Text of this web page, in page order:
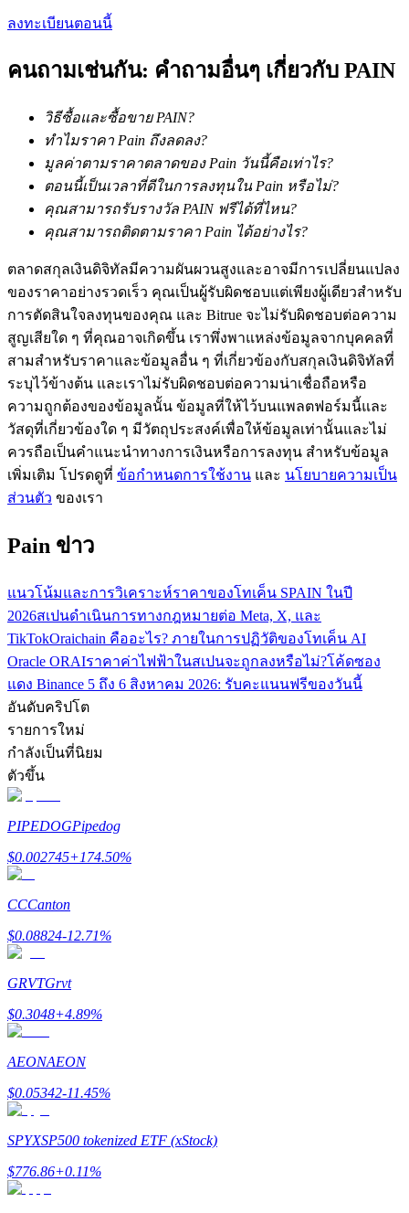
แนะนำ
คู่มือเริ่มต้นฟิวเจอร์ส
กลยุทธ์การซื้อขาย
เรียนรู้วิธีการรักษาผลกำไร
ได้รับ
พาวเวอร์พิกกี้
การปักหลัก
ผลตอบแทนสูงและเข้าถึงได้ทันที
ลงทะเบียนตอนนี้
คนถามเช่นกัน: คำถามอื่นๆ เกี่ยวกับ PAIN
วิธีซื้อและซื้อขาย PAIN?
ทำไมราคา Pain ถึงลดลง?
มูลค่าตามราคาตลาดของ Pain วันนี้คือเท่าไร?
ตอนนี้เป็นเวลาที่ดีในการลงทุนใน Pain หรือไม่?
คุณสามารถรับรางวัล PAIN ฟรีได้ที่ไหน?
คุณสามารถติดตามราคา Pain ได้อย่างไร?
ตลาดสกุลเงินดิจิทัลมีความผันผวนสูงและอาจมีการเปลี่ยนแปลง
ของราคาอย่างรวดเร็ว คุณเป็นผู้รับผิดชอบแต่เพียงผู้เดียวสำหรับ
การตัดสินใจลงทุนของคุณ และ Bitrue จะไม่รับผิดชอบต่อความ
สูญเสียใด ๆ ที่คุณอาจเกิดขึ้น เราพึ่งพาแหล่งข้อมูลจากบุคคลที่
สามสำหรับราคาและข้อมูลอื่น ๆ ที่เกี่ยวข้องกับสกุลเงินดิจิทัลที่
ระบุไว้ข้างต้น และเราไม่รับผิดชอบต่อความน่าเชื่อถือหรือ
ความถูกต้องของข้อมูลนั้น ข้อมูลที่ให้ไว้บนแพลตฟอร์มนี้และ
วัสดุที่เกี่ยวข้องใด ๆ มีวัตถุประสงค์เพื่อให้ข้อมูลเท่านั้นและไม่
ควรถือเป็นคำแนะนำทางการเงินหรือการลงทุน สำหรับข้อมูล
เพิ่มเติม โปรดดูที่ ข้อกำหนดการใช้งาน และ นโยบายความเป็น
ส่วนตัว ของเรา
Pain ข่าว
แนวโน้มและการวิเคราะห์ราคาของโทเค็น SPAIN ในปี
2026สเปนดำเนินการทางกฎหมายต่อ Meta, X, และ
TikTokOraichain คืออะไร? ภายในการปฏิวัติของโทเค็น AI
Oracle ORAIราคาค่าไฟฟ้าในสเปนจะถูกลงหรือไม่?โค้ดซอง
แดง Binance 5 ถึง 6 สิงหาคม 2026: รับคะแนนฟรีของวันนี้
อันดับคริปโต
รายการใหม่
กำลังเป็นที่นิยม
ตัวขึ้น
PIPEDOGPipedog
$0.002745+174.50%
CCCanton
$0.08824-12.71%
GRVTGrvt
$0.3048+4.89%
AEONAEON
$0.05342-11.45%
SPYXSP500 tokenized ETF (xStock)
$776.86+0.11%